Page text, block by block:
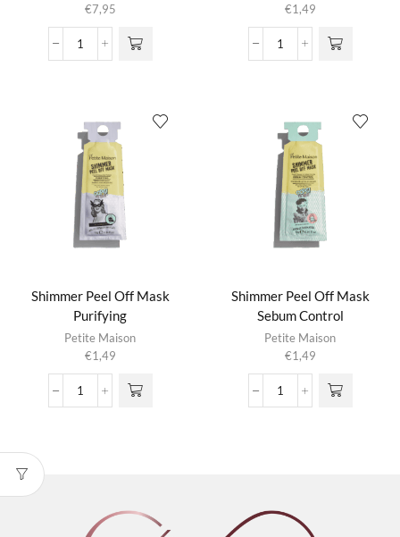
€7,95
Sebum
Mask
aantal
€1,49
Shimmer
Anti
Pollution
aantal
Shimmer Peel Off Mask
Purifying
Petite Maison
€1,49
Shimmer
Shimmer Peel Off Mask
Sebum Control
Petite Maison
€1,49
Shimmer